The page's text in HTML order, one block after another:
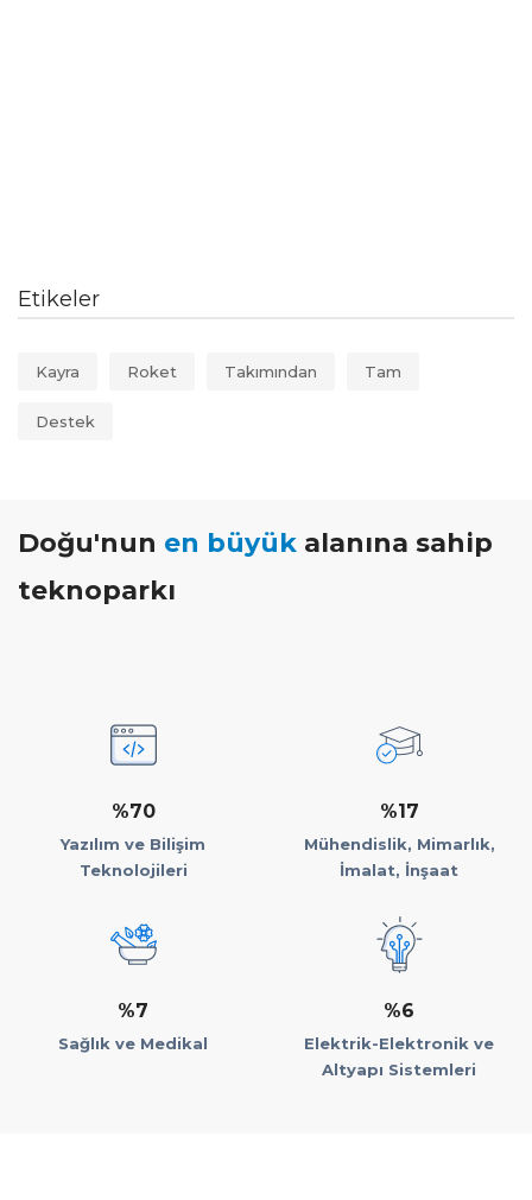
Etikeler
Kayra Roket Takımından Tam
Destek
Doğu'nun en büyük alanına sahip
teknoparkı
%70
Yazılım ve Bilişim
Teknolojileri
%17
Mühendislik, Mimarlık,
İmalat, İnşaat
%7
Sağlık ve Medikal
%6
Elektrik-Elektronik ve
Altyapı Sistemleri